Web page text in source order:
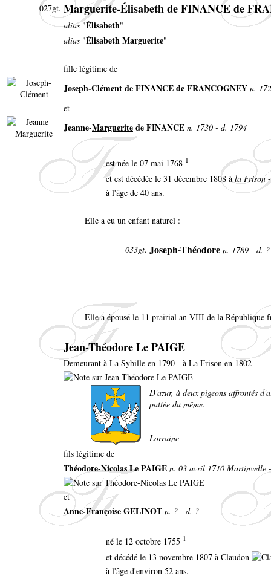
027gt. Marguerite-Élisabeth de FINANCE de
alias"Élisabeth"
alias "Élisabeth Marguerite"
fille légitime de
Joseph-Clémentde FINANCE de FRANCOGNEY n.
et
Jeanne-Margueritede FINANCE n. 1730 - d. 1794
est née le 07 mai 1768 1
et est décédée le 31 décembre 1808 àla Frison-
à l'âge de 40 ans.
Elle a eu un enfant naturel :
033gt. Joseph-Théodore n. 1789 - d.
Elle a épousé le 11 prairial an VIII de la République
Jean-Théodore Le PAIGE
Demeurant à La Sybille en 1790 - à La Frison en 1802
D'azur, à deux pigeons affrontés
pattée du même.
Lorraine
fils légitime de
Théodore-Nicolas Le PAIGE n. 03 avril 1710 Martinvelle
et
Anne-Françoise GELINOT n. ? - d. ?
né le 12 octobre 1755 1
et décédé le 13 novembre 1807 à Claudon
à l'âge d'environ 52 ans.